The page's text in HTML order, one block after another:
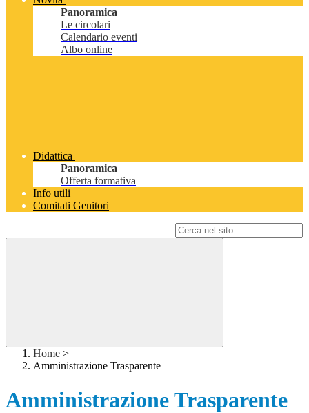
Panoramica
Le circolari
Calendario eventi
Albo online
Didattica
Panoramica
Offerta formativa
Info utili
Comitati Genitori
Home >
Amministrazione Trasparente
Amministrazione Trasparente